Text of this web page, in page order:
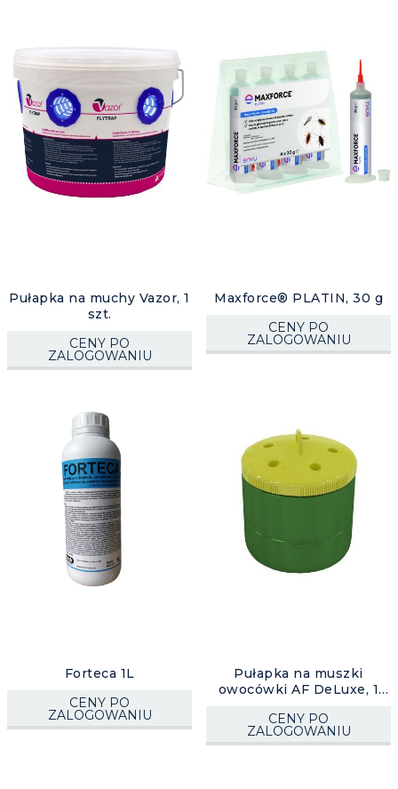
Pułapka na muchy Vazor, 1
szt.
CENY PO
ZALOGOWANIU
Maxforce® PLATIN, 30 g
CENY PO
ZALOGOWANIU
Forteca 1L
CENY PO
ZALOGOWANIU
Pułapka na muszki
owocówki AF DeLuxe, 1
CENY PO
ZALOGOWANIU